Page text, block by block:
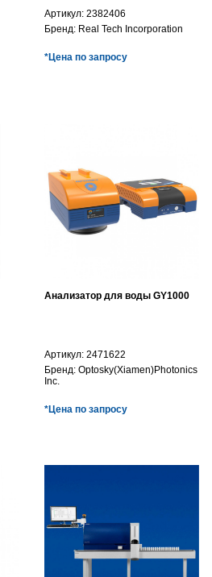
Артикул: 2382406
Бренд: Real Tech Incorporation
*Цена по запросу
Анализатор для воды GY1000
Артикул: 2471622
Бренд: Optosky(Xiamen)Photonics
Inc.
*Цена по запросу